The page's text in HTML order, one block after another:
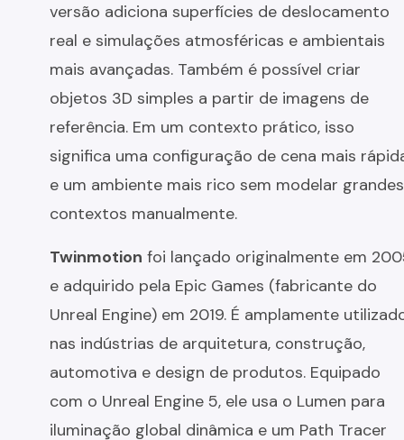
versão adiciona superfícies de deslocamento
real e simulações atmosféricas e ambientais
mais avançadas. Também é possível criar
objetos 3D simples a partir de imagens de
referência. Em um contexto prático, isso
significa uma configuração de cena mais
e um ambiente mais rico sem modelar grandes
contextos manualmente.
Twinmotion foi lançado originalmente em
e adquirido pela Epic Games (fabricante do
Unreal Engine) em 2019. É amplamente
nas indústrias de arquitetura, construção,
automotiva e design de produtos. Equipado
com o Unreal Engine 5, ele usa o Lumen para
iluminação global dinâmica e um Path Tracer